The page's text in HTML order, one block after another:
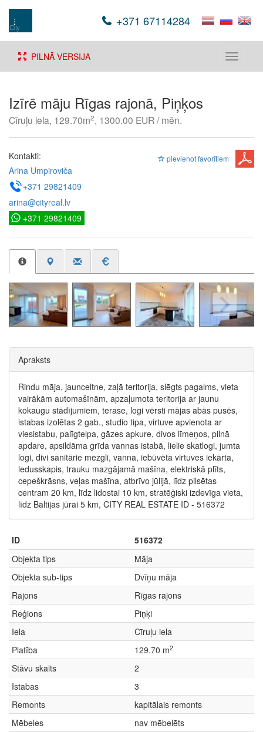
+371 67114284
Toggle
PILNĀ VERSIJA
Izīrē māju Rīgas rajonā, Piņķos
Cīruļu iela, 129.70m2, 1300.00 EUR / mēn.
pievienot favorītiem
Kontakti:
Arina Umpiroviča
+371 29821409
arina@cityreal.lv
+371 29821409
Apraksts
Rindu māja, jaunceltne, zaļā teritorija, slēgts pagalms, vieta
vairākām automašīnām, apzaļumota teritorija ar jaunu
kokaugu stādījumiem, terase, logi vērsti mājas abās pusēs,
istabas izolētas 2 gab., studio tipa, virtuve apvienota ar
viesistabu, palīgtelpa, gāzes apkure, divos līmeņos, pilnā
apdare, apsildāma grīda vannas istabā, lielie skatlogi, jumta
logi, divi sanitārie mezgli, vanna, iebūvēta virtuves iekārta,
ledusskapis, trauku mazgājamā mašīna, elektriskā plīts,
cepeškrāsns, veļas mašīna, atbrīvo jūlijā, līdz pilsētas
centram 20 km, līdz lidostai 10 km, stratēģiski izdevīga vieta,
līdz Baltijas jūrai 5 km, CITY REAL ESTATE ID - 516372
ID
516372
Objekta tips
Māja
Objekta sub-tips
Dvīņu māja
Rajons
Rīgas rajons
Reģions
Piņķi
Iela
Cīruļu iela
Platība
129.70 m2
Stāvu skaits
2
Istabas
3
Remonts
kapitālais remonts
Mēbeles
nav mēbelēts